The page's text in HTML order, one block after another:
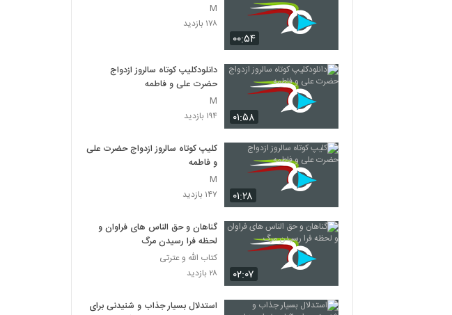
۰۰:۵۴
M
۱۷۸ بازدید
۰۱:۵۸
دانلودکلیپ کوتاه سالروز ازدواج
حضرت علی و فاطمه
M
۱۹۴ بازدید
۰۱:۲۸
کلیپ کوتاه سالروز ازدواج حضرت علی
و فاطمه
M
۱۴۷ بازدید
۰۲:۰۷
گناهان و حق الناس های فراوان و
لحظه فرا رسیدن مرگ
کتاب الله و عترتی
۲۸ بازدید
استدلال بسیار جذاب و شنیدنی برای